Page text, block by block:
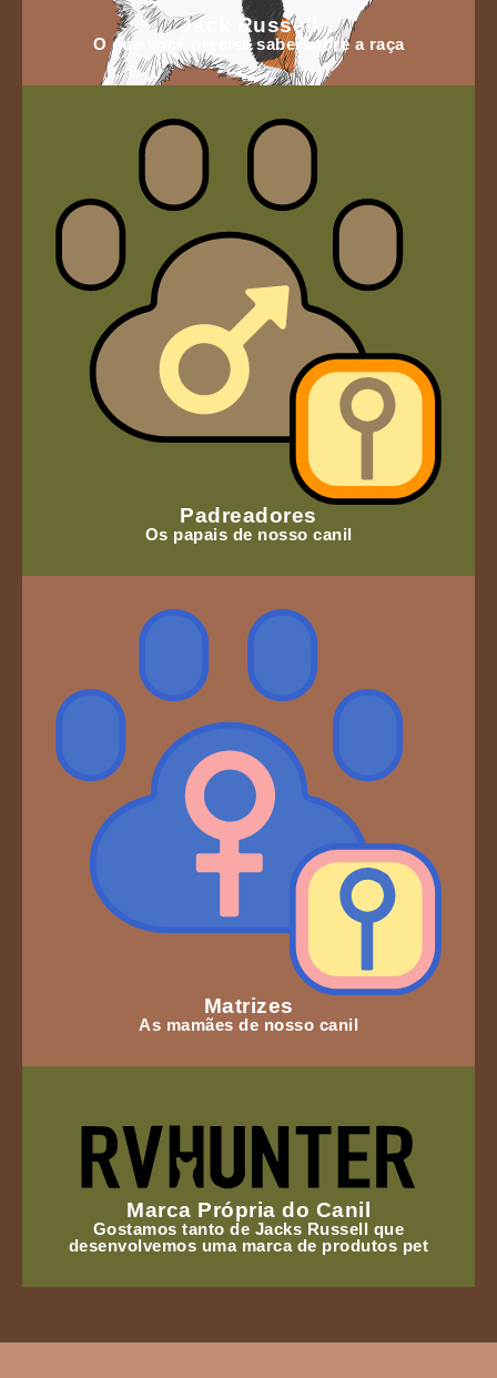
Jack Russell
O que você precisa sabersobre a raça
Padreadores
Os papais de nosso canil
Matrizes
As mamães de nosso canil
Marca Própria do Canil
Gostamos tanto de Jacks Russell que
desenvolvemos uma marca de produtos pet